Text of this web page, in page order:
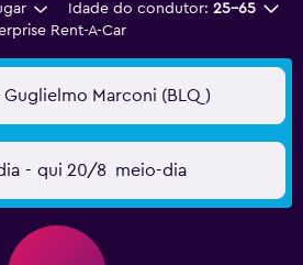
Idade do condutor: 25-65
Rent-A-Car
Guglielmo Marconi (BLQ)
- qui 20/8 meio-dia